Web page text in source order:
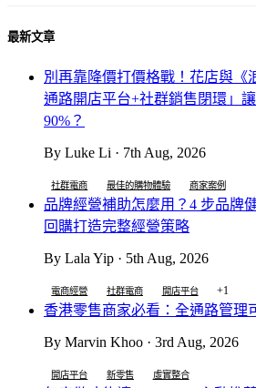
最新文章
別再靠降價打價格戰！花店與《
通路開店平台+社群銷售閉環」
90%？
By Luke Li · 7th Aug, 2026
社群電商 最佳的購物體驗 商家案例
品牌經營補助怎麼用？4 步品牌
回購打造完整經營策略
By Lala Yip · 5th Aug, 2026
電商經營 社群電商 開店平台 +1
香港零售商家必看：全通路管理
By Marvin Khoo · 3rd Aug, 2026
開店平台 新零售 虛實整合